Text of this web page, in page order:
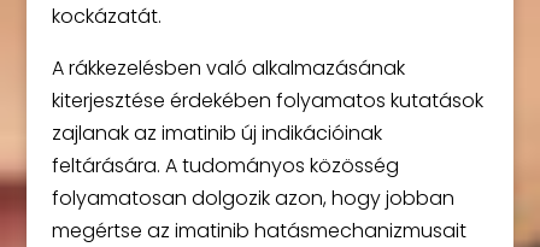
kockázatát.
A rákkezelésben való alkalmazásának
kiterjesztése érdekében folyamatos kutatások
zajlanak az imatinib új indikációinak
feltárására. A tudományos közösség
folyamatosan dolgozik azon, hogy jobban
megértse az imatinib hatásmechanizmusait